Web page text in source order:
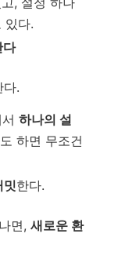
있다.
다
다.
하나의 설
하면 무조건
밋한다.
면, 새로운 환